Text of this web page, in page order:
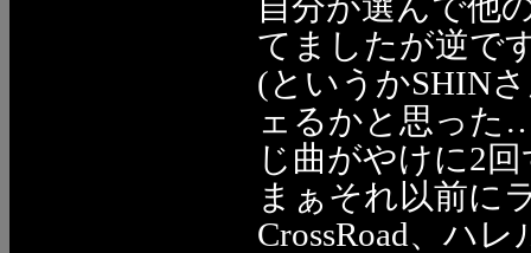
自分が選んで他
てましたが逆で
(というかSHIN
ェるかと思っ
じ曲がやけに2
まぁそれ以前に
CrossRoad、ハ